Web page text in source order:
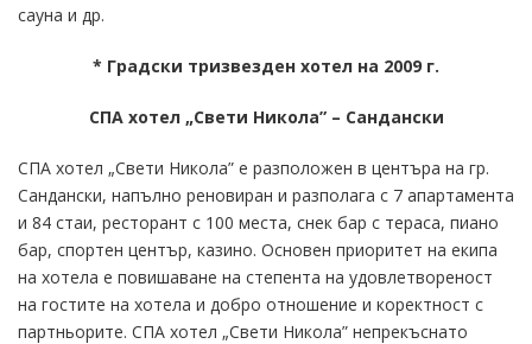
сауна и др.
* Градски тризвезден хотел на 2009 г.
СПА хотел „Свети Никола” – Сандански
СПА хотел „Свети Никола” е разположен в центъра на гр.
Сандански, напълно реновиран и разполага с 7 апартамента
и 84 стаи, ресторант с 100 места, снек бар с тераса, пиано
бар, спортен център, казино. Основен приоритет на екипа
на хотела е повишаване на степента на удовлетвореност
на гостите на хотела и добро отношение и коректност с
партньорите. СПА хотел „Свети Никола” непрекъснато